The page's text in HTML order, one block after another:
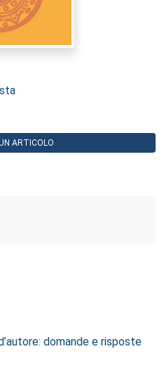
ARTICOLO
domande e risposte